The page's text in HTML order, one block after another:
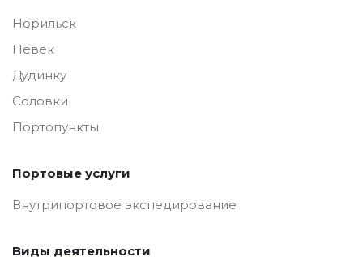
Норильск
Певек
Дудинку
Соловки
Портопункты
Портовые услуги
Внутрипортовое экспедирование
Виды деятельности